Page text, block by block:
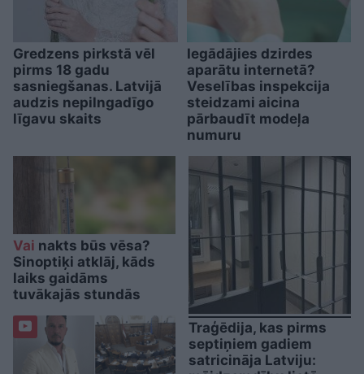
Gredzens pirkstā vēl
pirms 18 gadu
sasniegšanas. Latvijā
audzis nepilngadīgo
līgavu skaits
Iegādājies dzirdes
aparātu internetā?
Veselības inspekcija
steidzami aicina
pārbaudīt modeļa
numuru
Vai nakts būs vēsa?
Sinoptiķi atklāj, kāds
laiks gaidāms
tuvākajās stundās
Traģēdija, kas pirms
septiņiem gadiem
satricināja Latviju: